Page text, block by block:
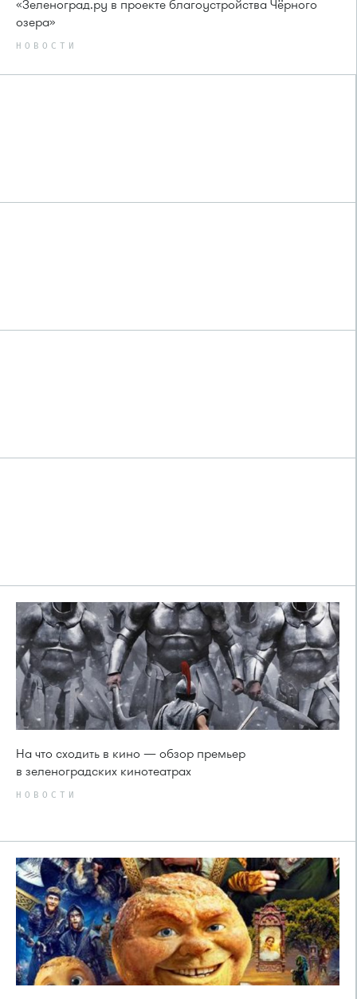
«Зеленоград.ру в проекте благоустройства Чёрного
озера»
НОВОСТИ
На что сходить в кино — обзор премьер
в зеленоградских кинотеатрах
НОВОСТИ